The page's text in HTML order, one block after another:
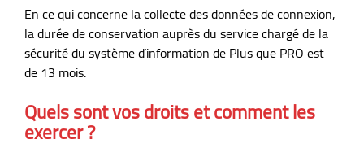
En ce qui concerne la collecte des données de connexion,
la durée de conservation auprès du service chargé de la
sécurité du système d’information de Plus que PRO est
de 13 mois.
Quels sont vos droits et comment les
exercer ?